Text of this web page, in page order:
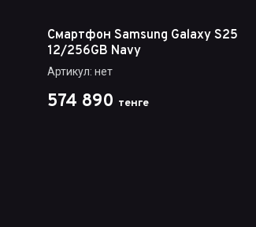
Смартфон Samsung Galaxy S25
12/256GB Navy
Артикул: нет
574 890 тенге